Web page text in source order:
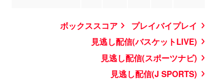
ボックススコア
プレイバイプレイ
見逃し配信(バスケットLIVE)
見逃し配信(スポーツナビ)
見逃し配信(J SPORTS)